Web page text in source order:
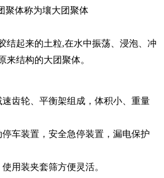
聚体称为壤大团聚体
结起来的土粒,在水中振荡、浸泡、冲
来结构的大团聚体。
齿轮、平衡架组成，体积小、重量
车装置，安全急停装置，漏电保护
用装夹套筛方便灵活。